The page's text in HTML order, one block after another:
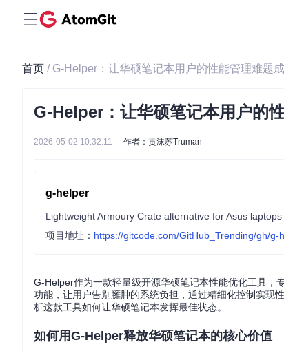
首页 / G-Helper：让华硕笔记本用户的性能管理难题
G-Helper：让华硕笔记本用户的
2026-05-02 10:32:11 作者：贡沫苏Truman
g-helper
项目地址： https://gitcode.com/GitHub_Trending/gh/g-
G-Helper作为一款轻量级开源华硕笔记本性能优化工具，
功能，让用户告别臃肿的系统负担，通过精细化控制实现
析这款工具如何让华硕笔记本发挥最佳状态。
如何用G-Helper释放华硕笔记本的核心价值